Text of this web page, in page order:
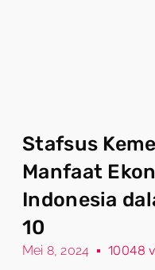
Stafsus
Manfaat
Indonesia
10
Mei 8, 2024 10048